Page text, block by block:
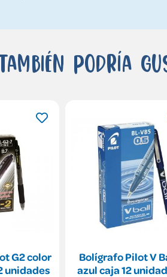
podría
G2 color
unidades
Bolígrafo Pilot V
azul caja 12